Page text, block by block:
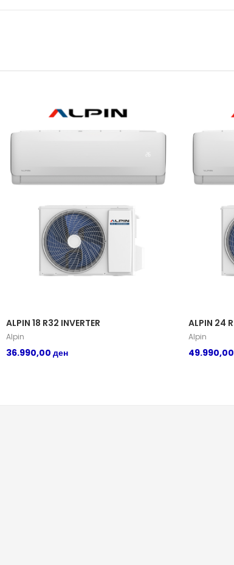
ALPIN 18 R32 INVERTER
Alpin
36.990,00 ден
ALPIN 24
Alpin
49.990,00